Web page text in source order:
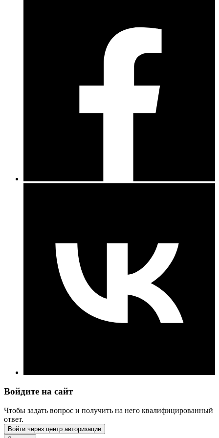
Войдите на сайт
Чтобы задать вопрос и получить на него квалифицированный
ответ.
Войти через центр авторизации